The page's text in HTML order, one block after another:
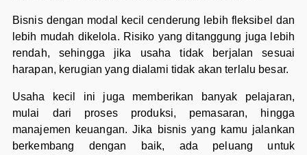
Bisnis dengan modal kecil cenderung lebih fleksibel dan
lebih mudah dikelola. Risiko yang ditanggung juga lebih
rendah, sehingga jika usaha tidak berjalan sesuai
harapan, kerugian yang dialami tidak akan terlalu besar.
Usaha kecil ini juga memberikan banyak pelajaran,
mulai dari proses produksi, pemasaran, hingga
manajemen keuangan. Jika bisnis yang kamu jalankan
berkembang dengan baik, ada peluang untuk